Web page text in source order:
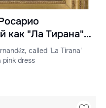
как "Ла Тирана"
в полный рост, в
called 'La Tirana'
pink dress